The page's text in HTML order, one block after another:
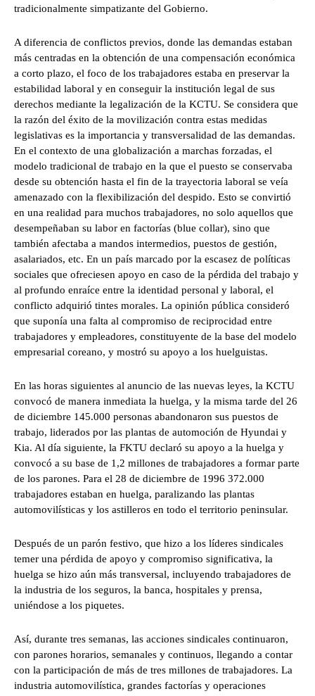
tradicionalmente simpatizante del Gobierno.
A diferencia de conflictos previos, donde las demandas estaban
más centradas en la obtención de una compensación económica
a corto plazo, el foco de los trabajadores estaba en preservar la
estabilidad laboral y en conseguir la institución legal de sus
derechos mediante la legalización de la KCTU. Se considera que
la razón del éxito de la movilización contra estas medidas
legislativas es la importancia y transversalidad de las demandas.
En el contexto de una globalización a marchas forzadas, el
modelo tradicional de trabajo en la que el puesto se conservaba
desde su obtención hasta el fin de la trayectoria laboral se veía
amenazado con la flexibilización del despido. Esto se convirtió
en una realidad para muchos trabajadores, no solo aquellos que
desempeñaban su labor en factorías (blue collar), sino que
también afectaba a mandos intermedios, puestos de gestión,
asalariados, etc. En un país marcado por la escasez de políticas
sociales que ofreciesen apoyo en caso de la pérdida del trabajo y
al profundo enraíce entre la identidad personal y laboral, el
conflicto adquirió tintes morales. La opinión pública consideró
que suponía una falta al compromiso de reciprocidad entre
trabajadores y empleadores, constituyente de la base del modelo
empresarial coreano, y mostró su apoyo a los huelguistas.
En las horas siguientes al anuncio de las nuevas leyes, la KCTU
convocó de manera inmediata la huelga, y la misma tarde del 26
de diciembre 145.000 personas abandonaron sus puestos de
trabajo, liderados por las plantas de automoción de Hyundai y
Kia. Al día siguiente, la FKTU declaró su apoyo a la huelga y
convocó a su base de 1,2 millones de trabajadores a formar parte
de los parones. Para el 28 de diciembre de 1996 372.000
trabajadores estaban en huelga, paralizando las plantas
automovilísticas y los astilleros en todo el territorio peninsular.
Después de un parón festivo, que hizo a los líderes sindicales
temer una pérdida de apoyo y compromiso significativa, la
huelga se hizo aún más transversal, incluyendo trabajadores de
la industria de los seguros, la banca, hospitales y prensa,
uniéndose a los piquetes.
Así, durante tres semanas, las acciones sindicales continuaron,
con parones horarios, semanales y continuos, llegando a contar
con la participación de más de tres millones de trabajadores. La
industria automovilística, grandes factorías y operaciones